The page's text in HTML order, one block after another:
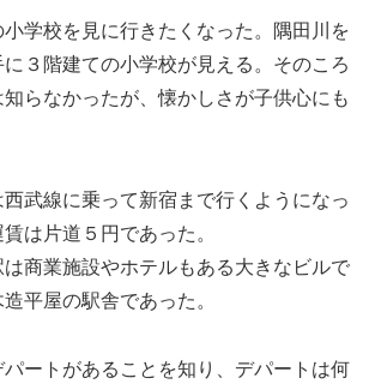
学校を見に行きたくなった。隅田川を
３階建ての小学校が見える。そのころ
らなかったが、懐かしさが子供心にも
武線に乗って新宿まで行くようになっ
は片道５円であった。
商業施設やホテルもある大きなビルで
平屋の駅舎であった。
ートがあることを知り、デパートは何